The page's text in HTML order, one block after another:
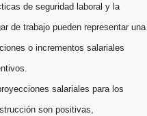
de seguridad laboral y la
de trabajo pueden representar una
o incrementos salariales
salariales para los
son positivas,